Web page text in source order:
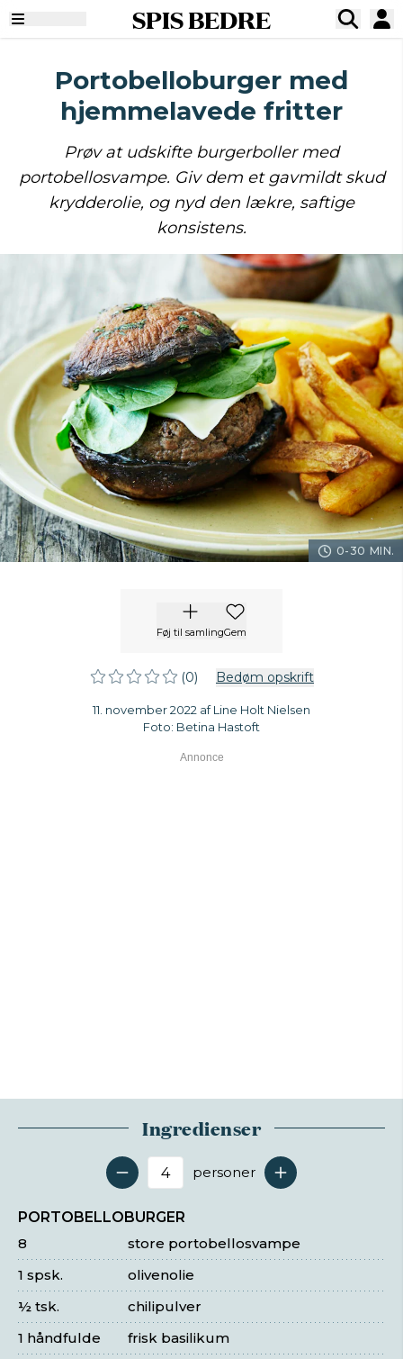
SPIS BEDRE
Portobelloburger med
hjemmelavede fritter
Prøv at udskifte burgerboller med
portobellosvampe. Giv dem et gavmildt skud
krydderolie, og nyd den lækre, saftige
konsistens.
0-30 MIN.
Føj til samlingGem
(0) Bedøm opskrift
11. november 2022 af Line Holt Nielsen
Foto: Betina Hastoft
Ingredienser
Antal serveringer
personer
PORTOBELLOBURGER
store portobellosvampe
8
olivenolie
1 spsk.
chilipulver
½ tsk.
frisk basilikum
1 håndfulde